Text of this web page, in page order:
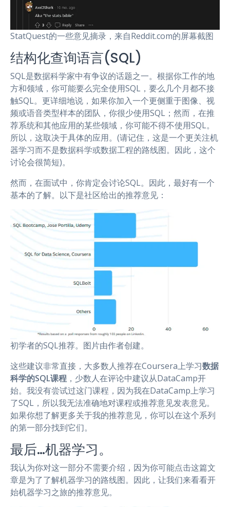
StatQuest的一些意见摘录，来自Reddit.com的屏幕截图
结构化查询语言(SQL)
SQL是数据科学家中有争议的话题之一。根据你工作的地
方和领域，你可能要么完全使用SQL，要么几个月都不接
触SQL。更详细地说，如果你加入一个更侧重于图像、视
频或语音类型样本的团队，你很少使用SQL；然而，在推
荐系统和其他应用的某些领域，你可能不得不使用SQL。
所以，这取决于具体的应用。(请记住，这是一个更关注机
器学习而不是数据科学或数据工程的路线图。因此，这个
讨论会很简短)。
然而，在面试中，你肯定会讨论SQL。因此，最好有一个
基本的了解。以下是社区给出的推荐意见：
初学者的SQL推荐。图片由作者创建。
这些建议非常直接，大多数人推荐在Coursera上学习数据
科学的SQL课程 ，少数人在评论中建议从DataCamp开
始。我没有尝试过这门课程，因为我在DataCamp上学习
了SQL，所以我无法准确地对课程或推荐意见发表意见。
如果你想了解更多关于我的推荐意见，你可以在这个系列
的第一部分找到它们。
最后…机器学习。
我认为你对这一部分不需要介绍，因为你可能点击这篇文
章是为了了解机器学习的路线图。因此，让我们来看看开
始机器学习之旅的推荐意见。